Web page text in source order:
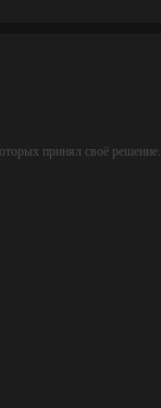
принял своё решение.